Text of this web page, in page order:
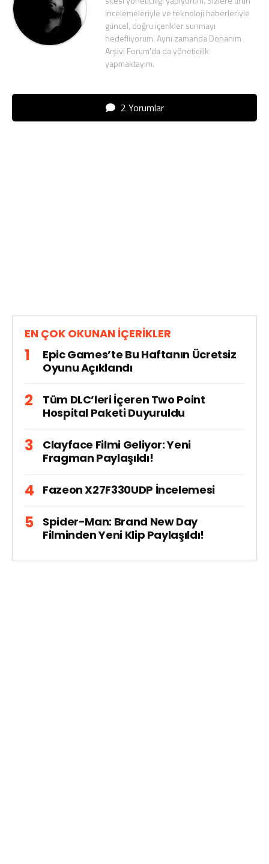
incelemeleriyle ve teknoloji haberleriyle
güncel, doğru içerikler sunmayı
hedefliyorum. Aynı zamanda Donanım
Arşivi Forum'da da yöneticilik
yapmaktayım.
2 Yorumlar
EN ÇOK OKUNAN İÇERİKLER
Epic Games’te Bu Haftanın Ücretsiz
Oyunu Açıklandı
Tüm DLC’leri İçeren Two Point
Hospital Paketi Duyuruldu
Clayface Filmi Geliyor: Yeni
Fragman Paylaşıldı!
Fazeon X27F330UDP İncelemesi
Spider-Man: Brand New Day
Filminden Yeni Klip Paylaşıldı!